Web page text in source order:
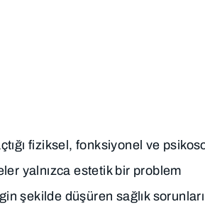
fiziksel, fonksiyonel ve
yalnızca estetik bir problem
şekilde düşüren sağlık